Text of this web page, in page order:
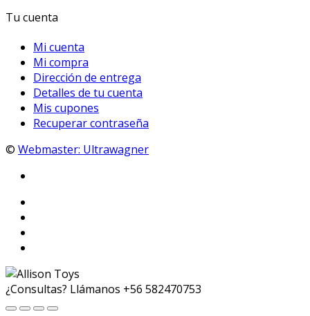
Tu cuenta
Mi cuenta
Mi compra
Dirección de entrega
Detalles de tu cuenta
Mis cupones
Recuperar contraseña
© Webmaster: Ultrawagner
¿Consultas? Llámanos +56 582470753